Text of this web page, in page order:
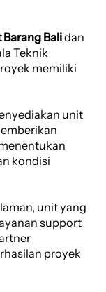
Balidan
Teknik
memiliki
unit
kondisi
unit yang
support
proyek